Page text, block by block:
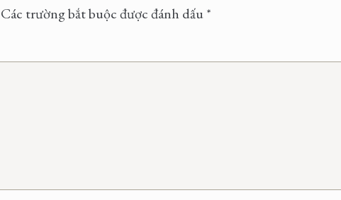
Các trường bắt buộc được đánh dấu *